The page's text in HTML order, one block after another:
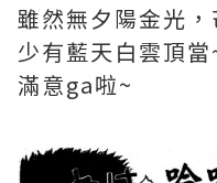
雖然無夕陽金光
少有藍天白雲頂當
滿意ga啦~